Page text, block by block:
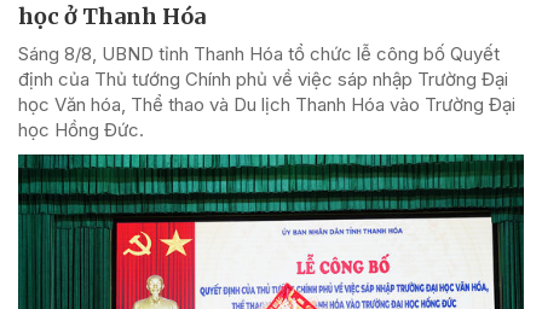
học ở Thanh Hóa
Sáng 8/8, UBND tỉnh Thanh Hóa tổ chức lễ công bố Quyết
định của Thủ tướng Chính phủ về việc sáp nhập Trường Đại
học Văn hóa, Thể thao và Du lịch Thanh Hóa vào Trường Đại
học Hồng Đức.